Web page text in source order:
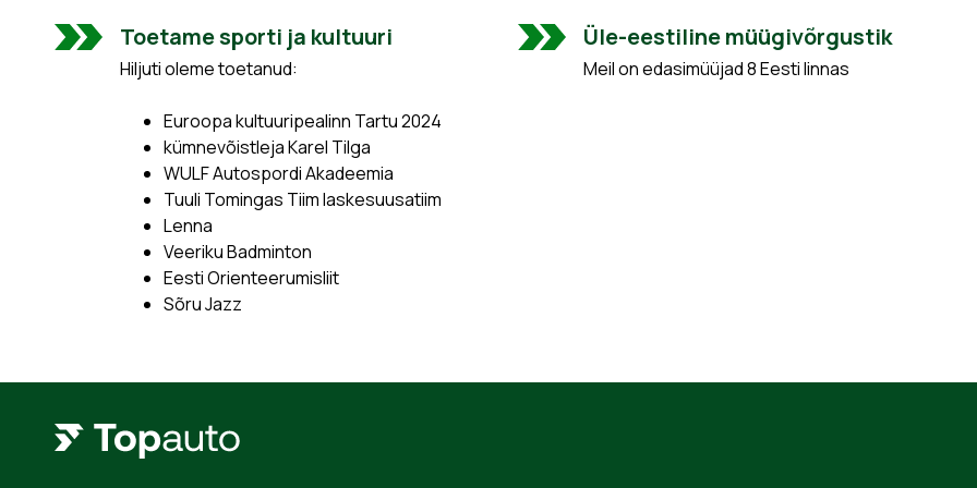
Toetame sporti ja kultuuri
Hiljuti oleme toetanud:
Euroopa kultuuripealinn Tartu 2024
kümnevõistleja Karel Tilga
WULF Autospordi Akadeemia
Tuuli Tomingas Tiim laskesuusatiim
Lenna
Veeriku Badminton
Eesti Orienteerumisliit
Sõru Jazz
Üle-eestiline müügivõrgustik
Meil on edasimüüjad 8 Eesti linnas